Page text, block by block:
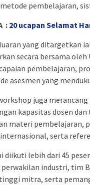
pembelajaran,
: 20 ucapan Selamat
yang ditargetkan
secara bersama
pembelajaran,
asesmen yang
juga merancang
kapasitas dosen
materi pembelajaran,
serta
diikuti lebih dari 45
perwakilan industri, tim
mitra, serta